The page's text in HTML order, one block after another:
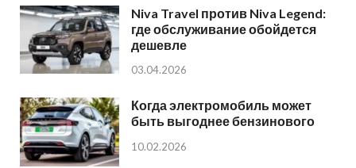
Niva Travel против Niva Legend:
где обслуживание обойдется
дешевле
03.04.2026
Когда электромобиль может
быть выгоднее бензинового
10.02.2026